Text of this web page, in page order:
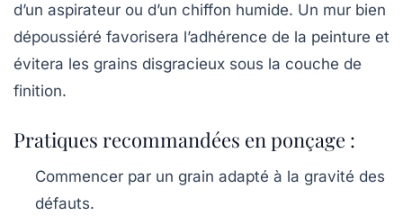
d’un aspirateur ou d’un chiffon humide. Un mur bien
dépoussiéré favorisera l’adhérence de la peinture et
évitera les grains disgracieux sous la couche de
finition.
Pratiques recommandées en ponçage :
Commencer par un grain adapté à la gravité des
défauts.